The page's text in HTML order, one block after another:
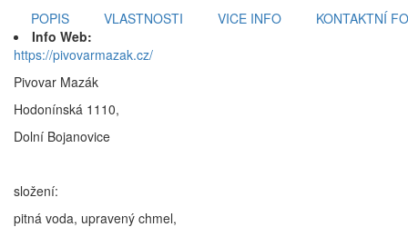
POPIS
VLASTNOSTI VICE INFO
KONTAKTNÍ
Info Web:
https://pivovarmazak.cz/
Pivovar Mazák
Hodonínská 1110,
Dolní Bojanovice
složení:
pitná voda, upravený chmel,